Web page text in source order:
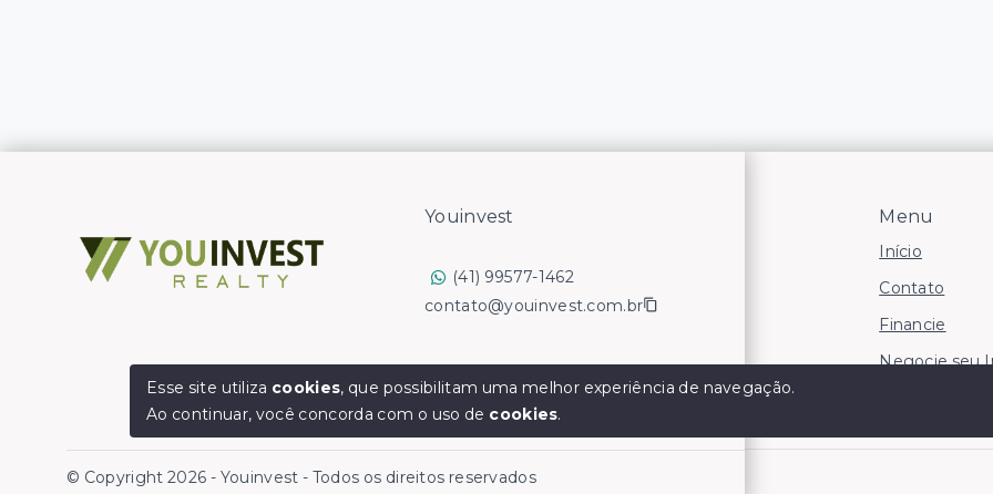
Menu
Início
Contato
Financie
Negocie seu
Youinvest
(41) 99577-1462
contato@youinvest.com.br
© Copyright 2026 - Youinvest - Todos os direitos reservados
Esse site utiliza cookies, que possibilitam uma melhor experiência de navegação.
Ao continuar, você concorda com o uso de cookies.